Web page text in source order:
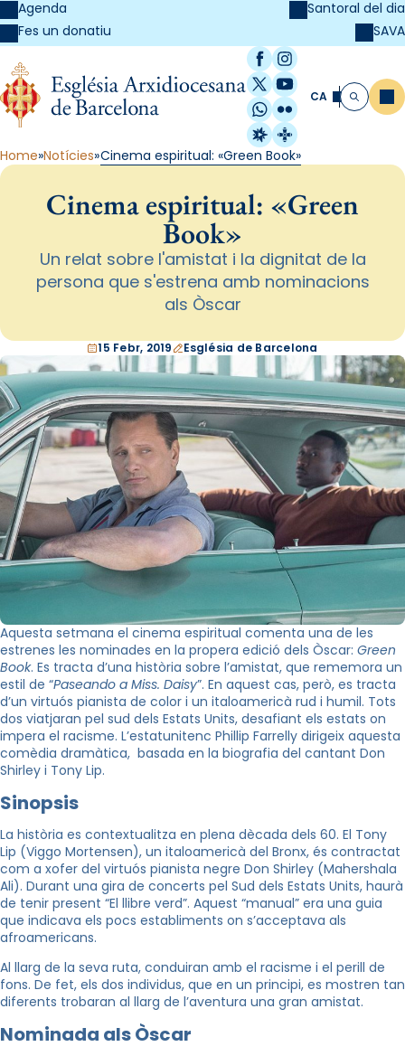
Agenda
Fes un donatiu
Santoral del dia
SAVA
Facebook
Instagram
X / Twitter
YouTube
WhatsApp
Flickr
Radio Estel
Catalunya
CA Cerca
Home Notícies Cinema espiritual: «Green Book»
Cinema espiritual: «Green
Book»
Un relat sobre l'amistat i la dignitat de la
persona que s'estrena amb nominacions
als Òscar
15 Febr, 2019 Església de Barcelona
Aquesta setmana el cinema espiritual comenta una de les
estrenes les nominades en la propera edició dels Òscar: Green
Book. Es tracta d’una història sobre l’amistat, que rememora un
estil de “Paseando a Miss. Daisy”. En aquest cas, però, es tracta
d’un virtuós pianista de color i un italoamericà rud i humil. Tots
dos viatjaran pel sud dels Estats Units, desafiant els estats on
impera el racisme. L’estatunitenc Phillip Farrelly dirigeix aquesta
comèdia dramàtica, basada en la biografia del cantant Don
Shirley i Tony Lip.
Sinopsis
La història es contextualitza en plena dècada dels 60. El Tony
Lip (Viggo Mortensen), un italoamericà del Bronx, és contractat
com a xofer del virtuós pianista negre Don Shirley (Mahershala
Ali). Durant una gira de concerts pel Sud dels Estats Units, haurà
de tenir present “El llibre verd”. Aquest “manual” era una guia
que indicava els pocs establiments on s’acceptava als
afroamericans.
Al llarg de la seva ruta, conduiran amb el racisme i el perill de
fons. De fet, els dos individus, que en un principi, es mostren tan
diferents trobaran al llarg de l’aventura una gran amistat.
Nominada als Òscar